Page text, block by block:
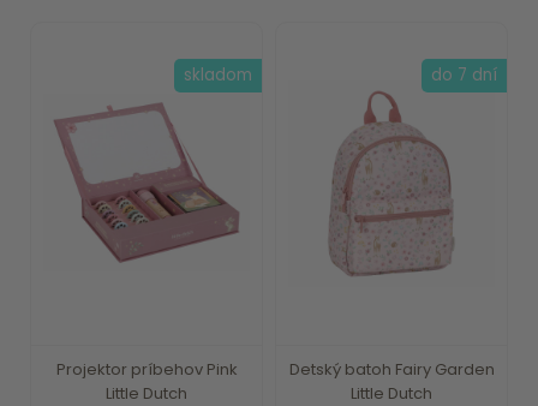
Projektor príbehov Pink
Little Dutch
skladom
Detský batoh Fairy Garden
Little Dutch
do 7 dní